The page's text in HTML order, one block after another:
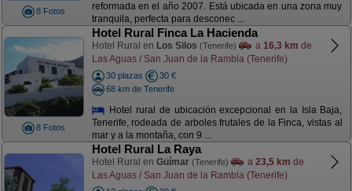
8 Fotos
reformada en el año 2007. Está ubicada en una zona muy
tranquila, perfecta para desconec ...
8 Fotos
Hotel Rural Finca La Hacienda
Hotel Rural en Los Silos (Tenerife) a 16,3 km de
Las Aguas / San Juan de la Rambla (Tenerife)
30 plazas
30 €
68 km de Tenerife
Hotel rural de ubicación excepcional en la Isla Baja,
Tenerife, rodeada de arboles frutales de la Finca, vistas al
mar y a la montaña, con 9 ...
Hotel Rural La Raya
Hotel Rural en Güímar (Tenerife) a 23,5 km de
Las Aguas / San Juan de la Rambla (Tenerife)